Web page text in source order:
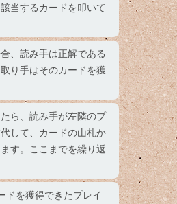
当するカードを叩いて
、読み手は正解である
り手はそのカードを獲
ら、読み手が左隣のプ
して、カードの山札か
す。ここまでを繰り返
ドを獲得できたプレイ